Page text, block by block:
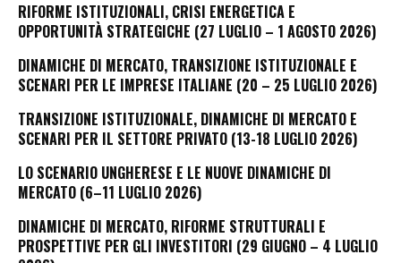
RIFORME ISTITUZIONALI, CRISI ENERGETICA E
OPPORTUNITÀ STRATEGICHE (27 LUGLIO – 1 AGOSTO 2026)
DINAMICHE DI MERCATO, TRANSIZIONE ISTITUZIONALE E
SCENARI PER LE IMPRESE ITALIANE (20 – 25 LUGLIO 2026)
TRANSIZIONE ISTITUZIONALE, DINAMICHE DI MERCATO E
SCENARI PER IL SETTORE PRIVATO (13-18 LUGLIO 2026)
LO SCENARIO UNGHERESE E LE NUOVE DINAMICHE DI
MERCATO (6–11 LUGLIO 2026)
DINAMICHE DI MERCATO, RIFORME STRUTTURALI E
PROSPETTIVE PER GLI INVESTITORI (29 GIUGNO – 4 LUGLIO